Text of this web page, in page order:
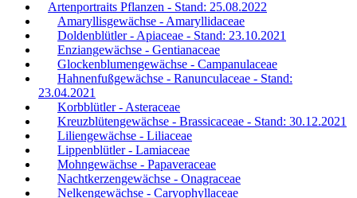
Artenportraits Pflanzen - Stand: 25.08.2022
Amaryllisgewächse - Amaryllidaceae
Doldenblütler - Apiaceae - Stand: 23.10.2021
Enziangewächse - Gentianaceae
Glockenblumengewächse - Campanulaceae
Hahnenfußgewächse - Ranunculaceae - Stand:
23.04.2021
Korbblütler - Asteraceae
Kreuzblütengewächse - Brassicaceae - Stand: 30.12.2021
Liliengewächse - Liliaceae
Lippenblütler - Lamiaceae
Mohngewächse - Papaveraceae
Nachtkerzengewächse - Onagraceae
Nelkengewächse - Caryophyllaceae